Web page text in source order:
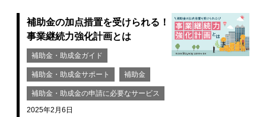
補助金の加点措置を受けられる！
事業継続力強化計画とは
補助金・助成金ガイド
補助金・助成金サポート 補助金
補助金・助成金の申請に必要なサービス
2025年2月6日